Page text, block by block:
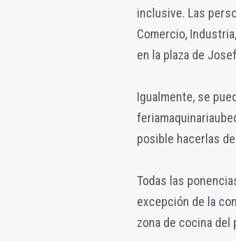
inclusive. Las
Comercio,
en la plaza de
Igualmente, se
posible hacerlas
Todas las
excepción de la
zona de cocina